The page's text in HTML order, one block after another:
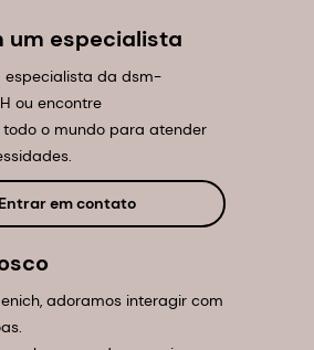
um especialista
especialista da dsm-
ou encontre
o mundo para atender
Entrar em contato
adoramos interagir com